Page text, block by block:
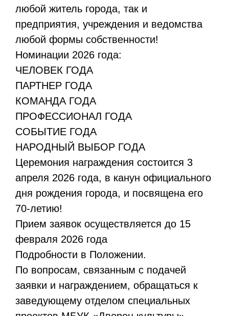
любой житель города, так и
предприятия, учреждения и ведомства
любой формы собственности!
Номинации 2026 года:
ЧЕЛОВЕК ГОДА
ПАРТНЕР ГОДА
КОМАНДА ГОДА
ПРОФЕССИОНАЛ ГОДА
СОБЫТИЕ ГОДА
НАРОДНЫЙ ВЫБОР ГОДА
Церемония награждения состоится 3
апреля 2026 года, в канун официального
дня рождения города, и посвящена его
70-летию!
Прием заявок осуществляется до 15
февраля 2026 года
Подробности в Положении.
По вопросам, связанным с подачей
заявки и награждением, обращаться к
заведующему отделом специальных